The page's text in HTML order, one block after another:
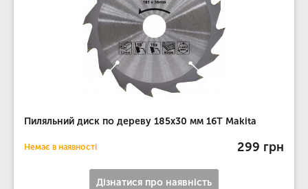
Пиляльний диск по дереву 185х30 мм 16T Makita
Немає в наявності 299 грн
Дізнатися про наявність